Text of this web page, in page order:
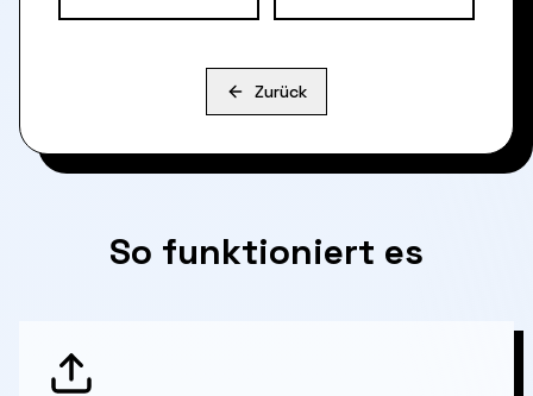
Zurück
So funktioniert es